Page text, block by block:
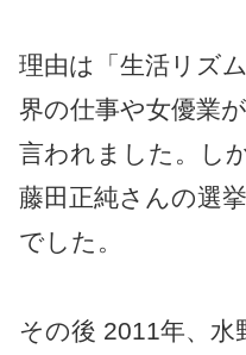
理由は「生活リズ
界の仕事や女優業
言われました。し
藤田正純さんの選
でした。
その後 2011年、水